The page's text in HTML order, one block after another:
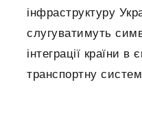
інфраструктуру
слугуватимуть
інтеграції країни в
транспортну